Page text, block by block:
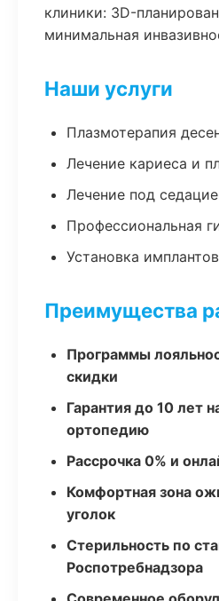
клиники: 3D-
минимальная
Наши услуги
Плазмотерапия
Лечение кариеса и
Лечение под
Профессиональная
Установка
Преимущества
Программы
скидки
Гарантия до 10 лет
ортопедию
Рассрочка 0% и
Комфортная зона
уголок
Стерильность по
Роспотребнадзора